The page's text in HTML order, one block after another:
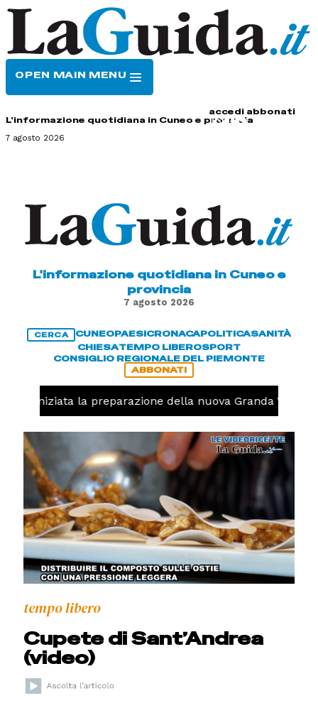
OPEN MAIN MENU
accedi abbonati
L'informazione quotidiana in Cuneo e provincia
7 agosto 2026
L'informazione quotidiana in Cuneo e
provincia
7 agosto 2026
CERCA CUNEOPAESICRONACAPOLITICASANITÀ
CHIESATEMPO LIBEROSPORT
CONSIGLIO REGIONALE DEL PIEMONTE
ABBONATI
iniziata la preparazione della nuova Granda Volley
tempo libero
Cupete di Sant’Andrea
(video)